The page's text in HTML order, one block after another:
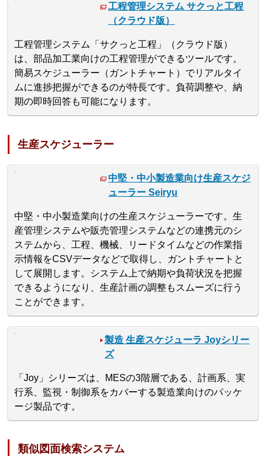
工程管理システム サクっと工程
（クラウド版）
工程管理システム「サクっと工程」（クラウド版）
は、部品加工業向けの工程管理ができるツールです。
簡易スケジューラー（ガントチャート）でリアルタイ
ムに進捗把握ができるのが特長です。負荷調整や、納
期の即時回答も可能になります。
生産スケジューラー
中堅・中小製造業向け生産スケジ
ューラー Seiryu
中堅・中小製造業向けの生産スケジューラーです。生
産管理システムや販売管理システムなどの連携元のシ
ステムから、工程、機械、リードタイムなどの作業指
示情報をCSVデータなどで取得し、ガントチャートと
して展開します。システム上で納期や負荷状況を把握
できるようになり、生産計画の調整もスムーズに行う
ことができます。
製造 生産スケジューラ Joyシリー
ズ
「Joy」シリーズは、MESの3階層である、計画系、実
行系、監視・制御系をカバーする製造業向けのパッケ
ージ製品です。
類似図面検索システム